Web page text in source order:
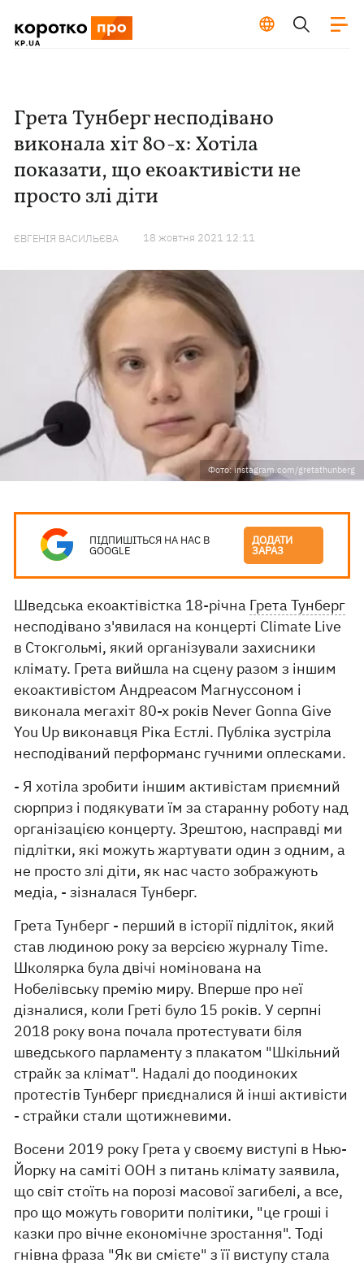
Грета Тунберг несподівано
виконала хіт 80-х: Хотіла
показати, що екоактивісти не
просто злі діти
ЄВГЕНІЯ ВАСИЛЬЄВА 18 жовтня 2021 12:11
Фото: instagram.com/gretathunberg
ПІДПИШІТЬСЯ НА НАС В
GOOGLE
ДОДАТИ
ЗАРАЗ
Шведська екоактівістка 18-річна Грета Тунберг
несподівано з'явилася на концерті Climate Live
в Стокгольмі, який організували захисники
клімату. Грета вийшла на сцену разом з іншим
екоактивістом Андреасом Магнуссоном і
виконала мегахіт 80-х років Never Gonna Give
You Up виконавця Ріка Естлі. Публіка зустріла
несподіваний перформанс гучними оплесками.
- Я хотіла зробити іншим активістам приємний
сюрприз і подякувати їм за старанну роботу над
організацією концерту. Зрештою, насправді ми
підлітки, які можуть жартувати один з одним, а
не просто злі діти, як нас часто зображують
медіа, - зізналася Тунберг.
Грета Тунберг - перший в історії підліток, який
став людиною року за версією журналу Time.
Школярка була двічі номінована на
Нобелівську премію миру. Вперше про неї
дізналися, коли Греті було 15 років. У серпні
2018 року вона почала протестувати біля
шведського парламенту з плакатом "Шкільний
страйк за клімат". Надалі до поодиноких
протестів Тунберг приєдналися й інші активісти
- страйки стали щотижневими.
Восени 2019 року Грета у своєму виступі в Нью-
Йорку на саміті ООН з питань клімату заявила,
що світ стоїть на порозі масової загибелі, а все,
про що можуть говорити політики, "це гроші і
казки про вічне економічне зростання". Тоді
гнівна фраза "Як ви смієте" з її виступу стала